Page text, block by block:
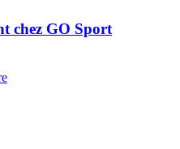
chez GO Sport